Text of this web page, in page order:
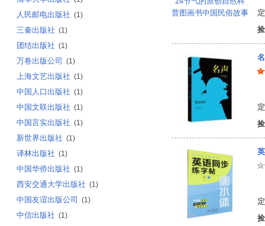
人民邮电出版社 (1)
三秦出版社 (1)
团结出版社 (1)
万卷出版公司 (1)
上海文艺出版社 (1)
中国人口出版社 (1)
中国文联出版社 (1)
中国言实出版社 (1)
新世界出版社 (1)
译林出版社 (1)
中国华侨出版社 (1)
西安交通大学出版社 (1)
中国友谊出版公司 (1)
中信出版社 (1)